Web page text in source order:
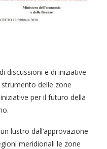
discussioni e di iniziative
delle zone
per il futuro della
lustro dall’approvazione
meridionali le zone